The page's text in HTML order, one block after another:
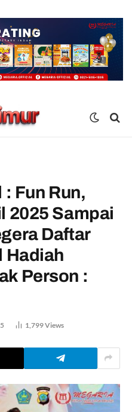
Fun Run,
2025 Sampai
Daftar
Hadiah
Person :
1,799Views